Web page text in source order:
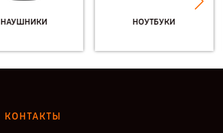
НАУШНИКИ НОУТБУКИ
КОНТАКТЫ